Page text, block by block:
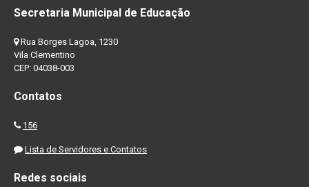
Secretaria Municipal de Educação
Rua Borges Lagoa, 1230
Vila Clementino
CEP: 04038-003
Contatos
156
Lista de Servidores e Contatos
Redes sociais